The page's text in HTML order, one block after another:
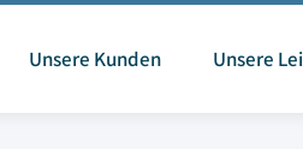
Unsere Kunden Unsere